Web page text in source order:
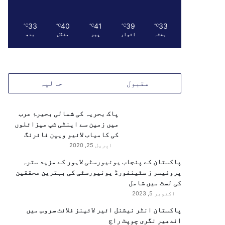
33
℃
ہفتہ
39
℃
اتوار
41
℃
پیر
40
℃
منگل
33
℃
بدھ
مقبول حالیہ
پاک بحریہ کی شمالی بحیرۂ عرب
میں زمین سے اینٹی شپ میزائلوں
کی کامیاب لائیو ویپن فائرنگ
اپریل 25, 2020
پاکستان کے پنجاب یونیورسٹی لاہور کے مزید سترہ
پروفیسر ز سٹینفورڈ یونیورسٹی کی بہترین محققین
کی لسٹ میں شامل
اکتوبر 5, 2023
پاکستان انٹر نیشنل ائیر لائینز فلائٹ سروس میں
اندھیر نگری چوپٹ راج